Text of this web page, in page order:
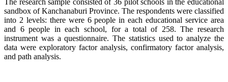
The research sample consisted of 36 pilot schools in the educational
sandbox of Kanchanaburi Province. The respondents were classified
into 2 levels: there were 6 people in each educational service area
and 6 people in each school, for a total of 258. The research
instrument was a questionnaire. The statistics used to analyze the
data were exploratory factor analysis, confirmatory factor analysis,
and path analysis.